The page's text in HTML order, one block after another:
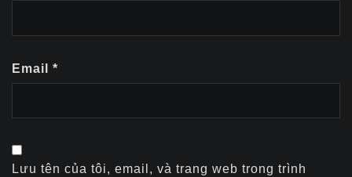
Email *
Lưu tên của tôi, email, và trang web trong trình